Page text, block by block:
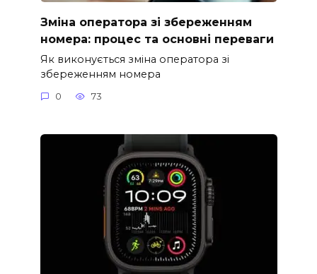
Зміна оператора зі збереженням
номера: процес та основні переваги
Як виконується зміна оператора зі
збереженням номера
0 73